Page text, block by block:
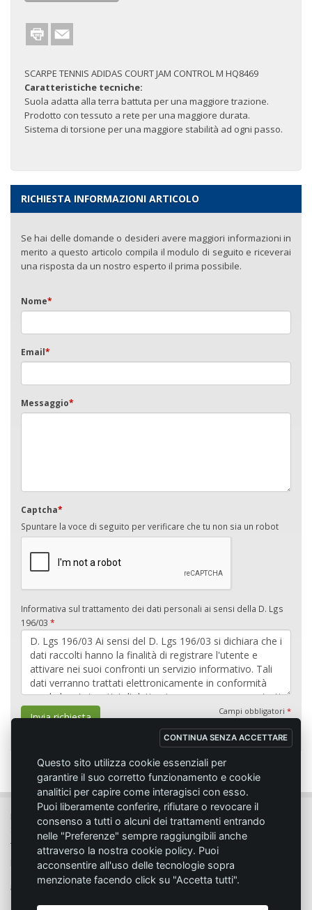
SCARPE TENNIS ADIDAS COURT JAM CONTROL M HQ8469
Caratteristiche tecniche:
Suola adatta alla terra battuta per una maggiore trazione.
Prodotto con tessuto a rete per una maggiore durata.
Sistema di torsione per una maggiore stabilità ad ogni passo.
RICHIESTA INFORMAZIONI ARTICOLO
Se hai delle domande o desideri avere maggiori informazioni in
merito a questo articolo compila il modulo di seguito e riceverai
una risposta da un nostro esperto il prima possibile.
Nome*
Email*
Messaggio*
Captcha*
Spuntare la voce di seguito per verificare che tu non sia un robot
Informativa sul trattamento dei dati personali ai sensi della D. Lgs
196/03 *
Invia richiesta Campi obbligatori *
CONTINUA SENZA ACCETTARE
Questo sito utilizza cookie essenziali per
garantire il suo corretto funzionamento e cookie
analitici per capire come interagisci con esso.
Puoi liberamente conferire, rifiutare o revocare il
consenso a tutti o alcuni dei trattamenti entrando
nelle "Preferenze" sempre raggiungibili anche
attraverso la nostra cookie policy. Puoi
acconsentire all'uso delle tecnologie sopra
menzionate facendo click su "Accetta tutti".
MC SPORT MARKET LODI - Via del Lavoro, 14 - 26817 SAN MARTINO IN
STRADA (LO)
Tel. 0371.432774 - Fax 0371.432775 - Email:info@emmecisport.com
P.IVA 06749350150 - Iscriz. Trib. Lodi n° 4287 - C.C.I.A.A. n° 1122943